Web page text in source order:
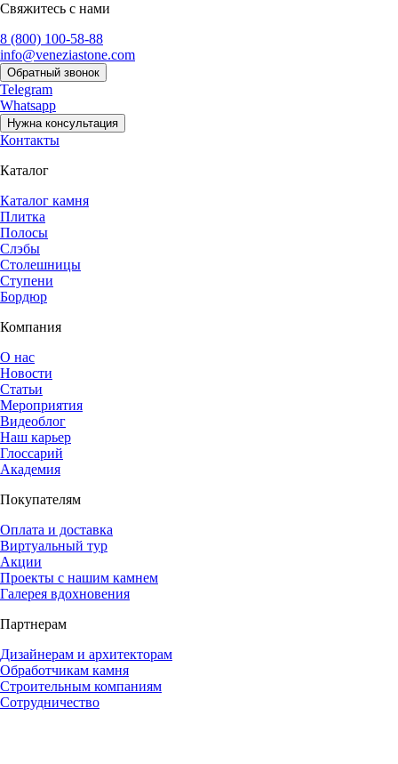
Свяжитесь с нами
8 (800) 100-58-88
info@veneziastone.com
Обратный звонок
Telegram
Whatsapp
Нужна консультация
Контакты
Каталог
Каталог камня
Плитка
Полосы
Слэбы
Столешницы
Ступени
Бордюр
Компания
О нас
Новости
Статьи
Мероприятия
Видеоблог
Наш карьер
Глоссарий
Академия
Покупателям
Оплата и доставка
Виртуальный тур
Акции
Проекты с нашим камнем
Галерея вдохновения
Партнерам
Дизайнерам и архитекторам
Обработчикам камня
Строительным компаниям
Сотрудничество